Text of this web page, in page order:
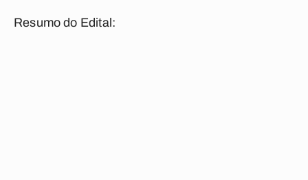
Resumo do Edital: